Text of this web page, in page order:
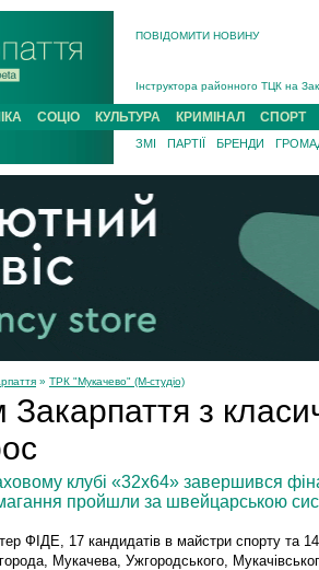
ПОВІДОМИТИ НОВИНУ
Інструктора районного ТЦК на
В Ужгороді попрощаються із
В Ужгороді 5 серпня
Підтвердили загибель
На війні з рф поліг військовий з
На війні загинув 26-річний
СОЦІО КУЛЬТУРА КРИМІНАЛ СПОРТ
ЗМІ ПАРТІЇ БРЕНДИ
» ТРК "Мукачево" (М-студіо)
з
клубі «32x64» завершився
пройшли за швейцарською
ФІДЕ, 17 кандидатів в майстри спорту та
Мукачева, Ужгородського,